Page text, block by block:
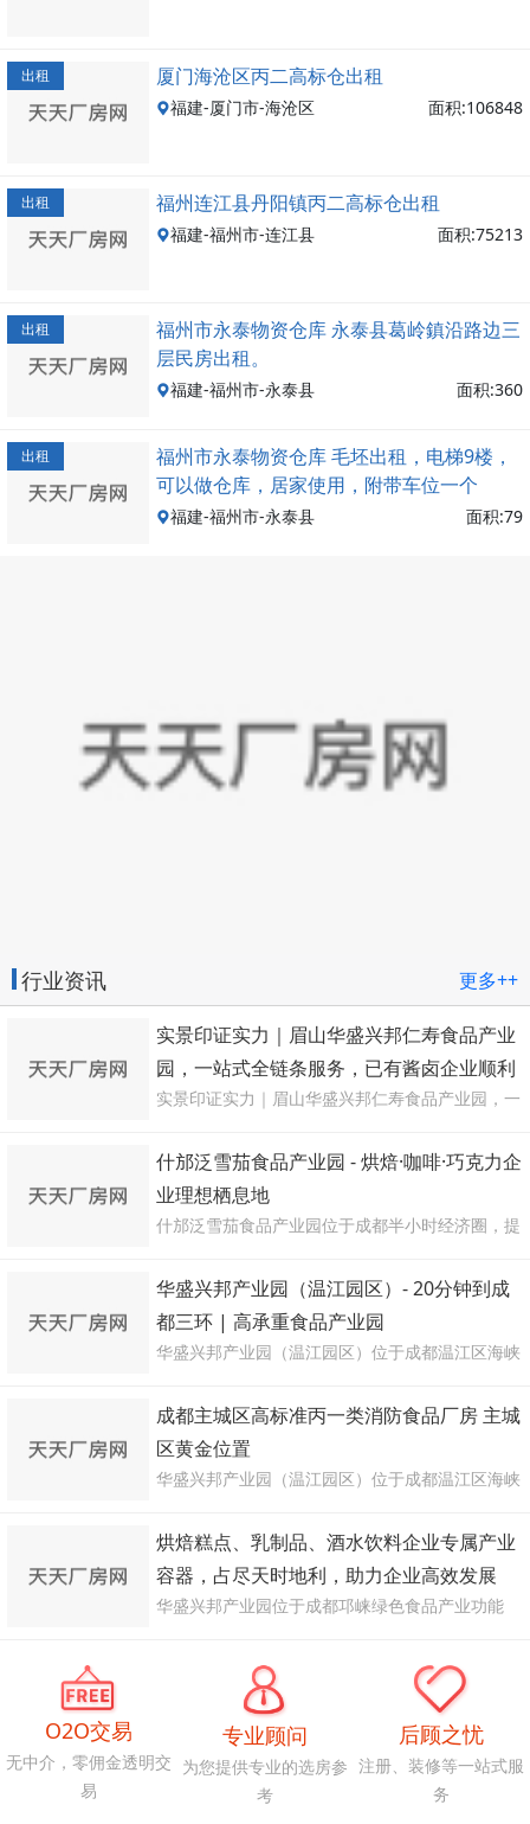
出租 厦门海沧区丙二高标仓出租
福建-厦门市-海沧区 面积:106848
出租 福州连江县丹阳镇丙二高标仓出租
福建-福州市-连江县 面积:75213
出租
福州市永泰物资仓库 永泰县葛岭鎮沿路边三
层民房出租。
福建-福州市-永泰县 面积:360
出租
福州市永泰物资仓库 毛坯出租，电梯9楼，
可以做仓库，居家使用，附带车位一个
福建-福州市-永泰县 面积:79
行业资讯 更多++
实景印证实力｜眉山华盛兴邦仁寿食品产业
园，一站式全链条服务，已有酱卤企业顺利
通过 SC 现场审核
实景印证实力｜眉山华盛兴邦仁寿食品产业园，一
审核首批入驻企业实景落地、SC 现
什邡泛雪茄食品产业园 - 烘焙·咖啡·巧克力企
业理想栖息地
什邡泛雪茄食品产业园位于成都半小时经济圈，提
业，一站式代办SC证/环评/安评，最高12个月免
租，政策扶持力度大！
华盛兴邦产业园（温江园区）- 20分钟到成
都三环 | 高承重食品产业园
华盛兴邦产业园（温江园区）位于成都温江区海峡
适配烘焙、肉制品、乳制品等食品生产，SC证代
办，专业食品产业园招租！招商热线：
18980853815
成都主城区高标准丙一类消防食品厂房 主城
区黄金位置
华盛兴邦产业园（温江园区）位于成都温江区海峡
消防，双层混凝土框架结构，一楼11米层高/5吨承
重，二楼9米层高/2.5吨承重，适配烘焙、坚果、
调味品、乳制品等食品生产，交通便捷，物流成本
低！咨询电话：18980853815
烘焙糕点、乳制品、酒水饮料企业专属产业
容器，占尽天时地利，助力企业高效发展
华盛兴邦产业园位于成都邛崃绿色食品产业功能
属厂房出租，低能耗成本、完善排污配套、40分钟
直达成都，SC证/环评一站式代办，欢迎考察！
O2O交易
无中介，零佣金透明交
易
专业顾问
为您提供专业的选房参
考
后顾之忧
注册、装修等一站式服
务